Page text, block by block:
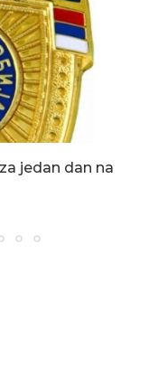
jedan dan na